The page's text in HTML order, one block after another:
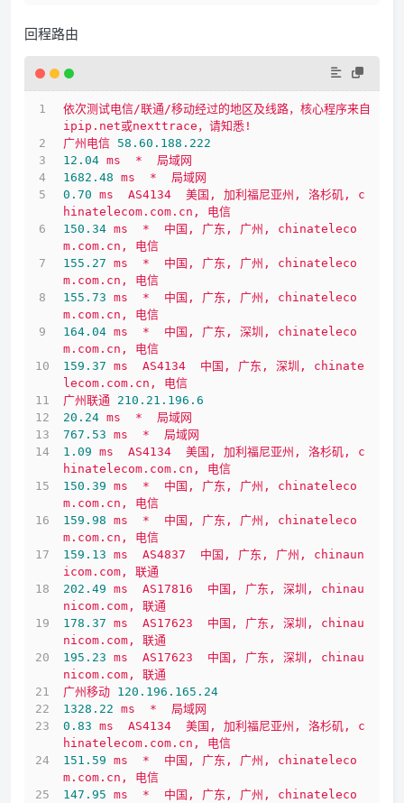
回程路由
依次测试电信/联通/移动经过的地区及线路，核心程序来自
ipip.net或nexttrace，请知悉!
广州电信 58.60 .188 .222
12.04 ms *
局域网
1682.48 ms *
局域网
0.70 ms AS4134 美国, 加利福尼亚州, 洛杉矶,
c
hinatelecom.com.cn,
电信
150.34 ms * 中国, 广东, 广州,
chinateleco
m.com.cn,
电信
155.27 ms * 中国, 广东, 广州,
chinateleco
m.com.cn,
电信
155.73 ms * 中国, 广东, 广州,
chinateleco
m.com.cn,
电信
164.04 ms * 中国, 广东, 深圳,
chinateleco
m.com.cn,
电信
159.37 ms AS4134 中国, 广东, 深圳,
chinate
lecom.com.cn,
电信
广州联通
210.21 .196 .6
20.24 ms *
局域网
767.53 ms *
局域网
1.09 ms AS4134 美国, 加利福尼亚州, 洛杉矶,
c
hinatelecom.com.cn,
电信
150.39 ms * 中国, 广东, 广州,
chinateleco
m.com.cn,
电信
159.98 ms * 中国, 广东, 广州,
chinateleco
m.com.cn,
电信
159.13 ms AS4837 中国, 广东, 广州,
chinaun
icom.com,
联通
202.49 ms AS17816 中国, 广东, 深圳,
chinau
nicom.com,
联通
178.37 ms AS17623 中国, 广东, 深圳,
chinau
nicom.com,
联通
195.23 ms AS17623 中国, 广东, 深圳,
chinau
nicom.com,
联通
广州移动 120.196 .165 .24
1328.22 ms *
局域网
0.83 ms AS4134 美国, 加利福尼亚州, 洛杉矶,
c
hinatelecom.com.cn,
电信
151.59 ms * 中国, 广东, 广州,
chinateleco
m.com.cn,
电信
147.95 ms * 中国, 广东, 广州,
chinateleco